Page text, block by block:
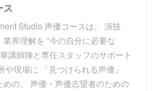
ス
Studio 声優コースは、 演技
界理解を “今の自分に必要な
講師陣と専任スタッフのサポート
や現場に 「見つけられる声優」
めの、 声優・声優志望者のための